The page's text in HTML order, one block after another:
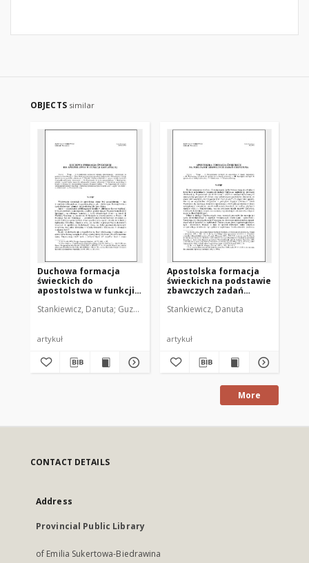
OBJECTS similar
Duchowa formacja
świeckich do
apostolstwa w funkcji
Stankiewicz, Danuta Guzowski, Jan (1955- ). Redaktor naczelny
artykuł
Apostolska formacja
świeckich na podstawie
zbawczych zadań
Stankiewicz, Danuta
artykuł
More
CONTACT DETAILS
Address
Provincial Public Library
of Emilia Sukertowa-Biedrawina